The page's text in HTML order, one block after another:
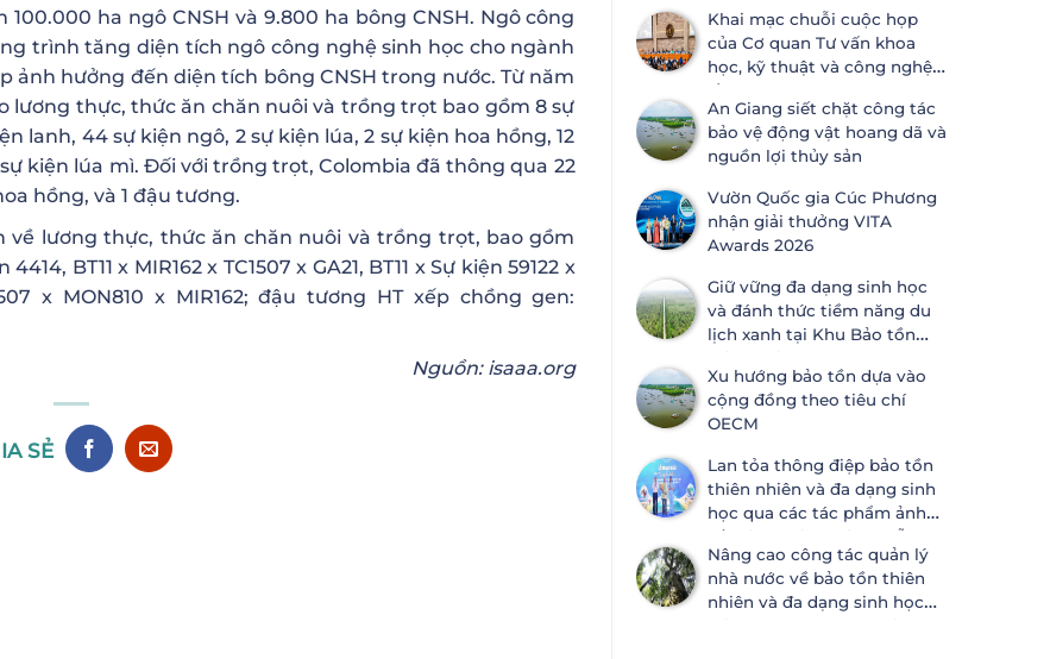
100.000 ha ngô CNSH và 9.800 ha bông CNSH. Ngô công
trình tăng diện tích ngô công nghệ sinh học cho ngành
ảnh hưởng đến diện tích bông CNSH trong nước. Từ năm
lương thực, thức ăn chăn nuôi và trồng trọt bao gồm 8 sự
lanh, 44 sự kiện ngô, 2 sự kiện lúa, 2 sự kiện hoa hồng, 12
kiện lúa mì. Đối với trồng trọt, Colombia đã thông qua 22
hồng, và 1 đậu tương.
về lương thực, thức ăn chăn nuôi và trồng trọt, bao gồm
BT11 x MIR162 x TC1507 x GA21, BT11 x Sự kiện 59122 x
x MON810 x MIR162; đậu tương HT xếp chồng gen:
Nguồn: isaaa.org
SẺ
Khai mạc chuỗi cuộc họp
của Cơ quan Tư vấn khoa
học, kỹ thuật và công nghệ
lần thứ 28 (SBSTTA-28) và Cơ
quan Thực thi lần thứ 7 (SBI-7) Công
ước Đa dạng sinh học
An Giang siết chặt công tác
bảo vệ động vật hoang dã và
nguồn lợi thủy sản
Vườn Quốc gia Cúc Phương
nhận giải thưởng VITA
Awards 2026
Giữ vững đa dạng sinh học
và đánh thức tiềm năng du
lịch xanh tại Khu Bảo tồn
Hoàng
Xu hướng bảo tồn dựa vào
cộng đồng theo tiêu chí
OECM
Lan tỏa thông điệp bảo tồn
thiên nhiên và đa dạng sinh
học qua các tác phẩm ảnh
về thiên nhiên tại Đà Nẵng
Nâng cao công tác quản lý
nhà nước về bảo tồn thiên
nhiên và đa dạng sinh học